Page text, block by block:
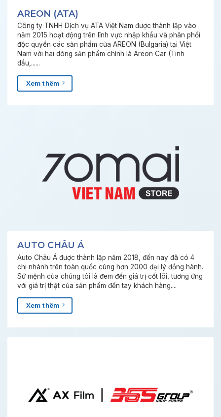
AREON (ATA)
Công ty TNHH Dịch vụ ATA Việt Nam được thành lập vào
năm 2015 hoạt động trên lĩnh vực nhập khẩu và phân phối
độc quyền các sản phẩm của AREON (Bulgaria) tại Việt
Nam với hai dòng sản phẩm chính là Areon Car (Tinh
dầu,......
Xem thêm
AUTO CHÂU Á
Auto Châu Á được thành lập năm 2018, đến nay đã có 4
chi nhánh trên toàn quốc cùng hơn 2000 đại lý đồng hành.
Sứ mệnh của chúng tôi là đem đến giá trị cốt lõi, tương ứng
với giá trị thật của sản phẩm đến tay khách hàng....
Xem thêm